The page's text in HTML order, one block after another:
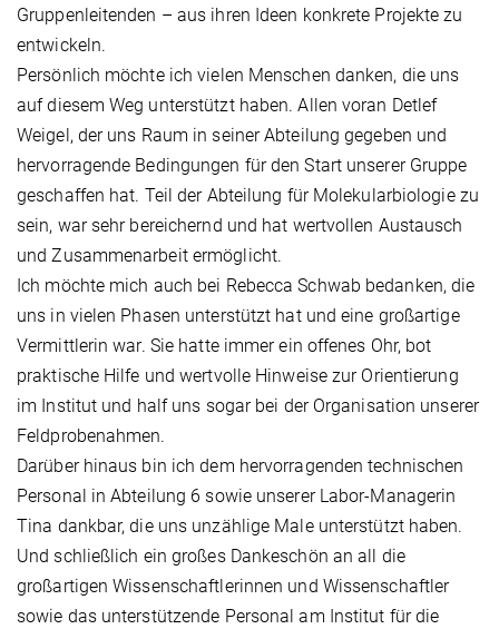
Gruppenleitenden – aus ihren Ideen konkrete Projekte zu
entwickeln.
Persönlich möchte ich vielen Menschen danken, die uns
auf diesem Weg unterstützt haben. Allen voran Detlef
Weigel, der uns Raum in seiner Abteilung gegeben und
hervorragende Bedingungen für den Start unserer Gruppe
geschaffen hat. Teil der Abteilung für Molekularbiologie zu
sein, war sehr bereichernd und hat wertvollen Austausch
und Zusammenarbeit ermöglicht.
Ich möchte mich auch bei Rebecca Schwab bedanken, die
uns in vielen Phasen unterstützt hat und eine großartige
Vermittlerin war. Sie hatte immer ein offenes Ohr, bot
praktische Hilfe und wertvolle Hinweise zur Orientierung
im Institut und half uns sogar bei der Organisation unserer
Feldprobenahmen.
Darüber hinaus bin ich dem hervorragenden technischen
Personal in Abteilung 6 sowie unserer Labor-Managerin
Tina dankbar, die uns unzählige Male unterstützt haben.
Und schließlich ein großes Dankeschön an all die
großartigen Wissenschaftlerinnen und Wissenschaftler
sowie das unterstützende Personal am Institut für die